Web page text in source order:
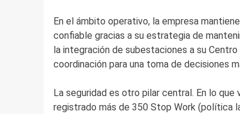
En el ámbito operativo, la empresa
confiable gracias a su estrategia de
la integración de subestaciones a su
coordinación para una toma de decisiones
La seguridad es otro pilar central. En lo
registrado más de 350 Stop Work (política